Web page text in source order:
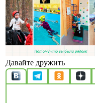
Давайте дружить